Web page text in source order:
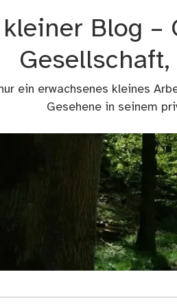
Blog –
ein erwachsenes kleines
Gesehene in seinem